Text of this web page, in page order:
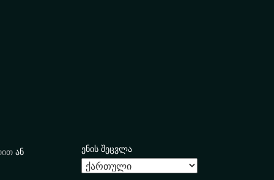
ან ენის შეცვლა